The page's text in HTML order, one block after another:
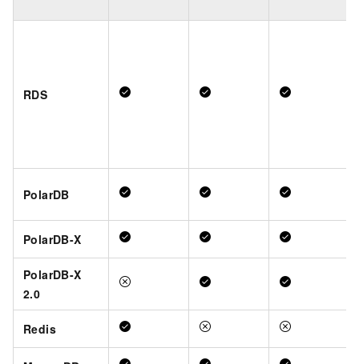
RDS
PolarDB
PolarDB-X
PolarDB-X
2.0
Redis